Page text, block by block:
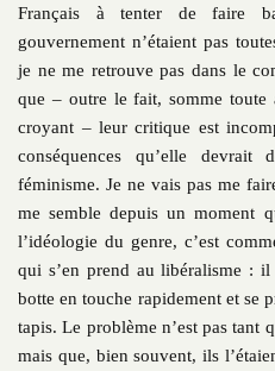
Français à tenter de faire
gouvernement n’étaient pas
je ne me retrouve pas dans le
que – outre le fait, somme toute
croyant – leur critique est
conséquences qu’elle
féminisme. Je ne vais pas me
me semble depuis un moment
l’idéologie du genre, c’est
qui s’en prend au libéralisme :
botte en touche rapidement et se
tapis. Le problème n’est pas tant
mais que, bien souvent, ils